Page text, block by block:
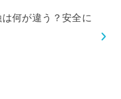
何が違う？安全に